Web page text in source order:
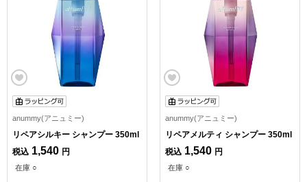
anummy(アニュミー)
リペアシルキー シャンプー 350ml
税込 1,540 円
在庫 ○
anummy(アニュミー)
リペアメルティ シャンプー 350ml
税込 1,540 円
在庫 ○